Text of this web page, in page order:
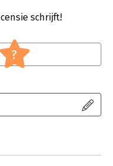
schrijft!
?